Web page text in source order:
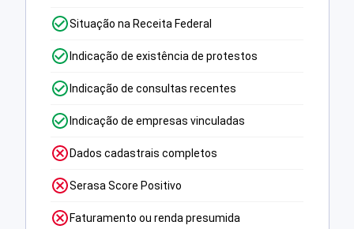
Situação na Receita Federal
Indicação de existência de protestos
Indicação de consultas recentes
Indicação de empresas vinculadas
Dados cadastrais completos
Serasa Score Positivo
Faturamento ou renda presumida